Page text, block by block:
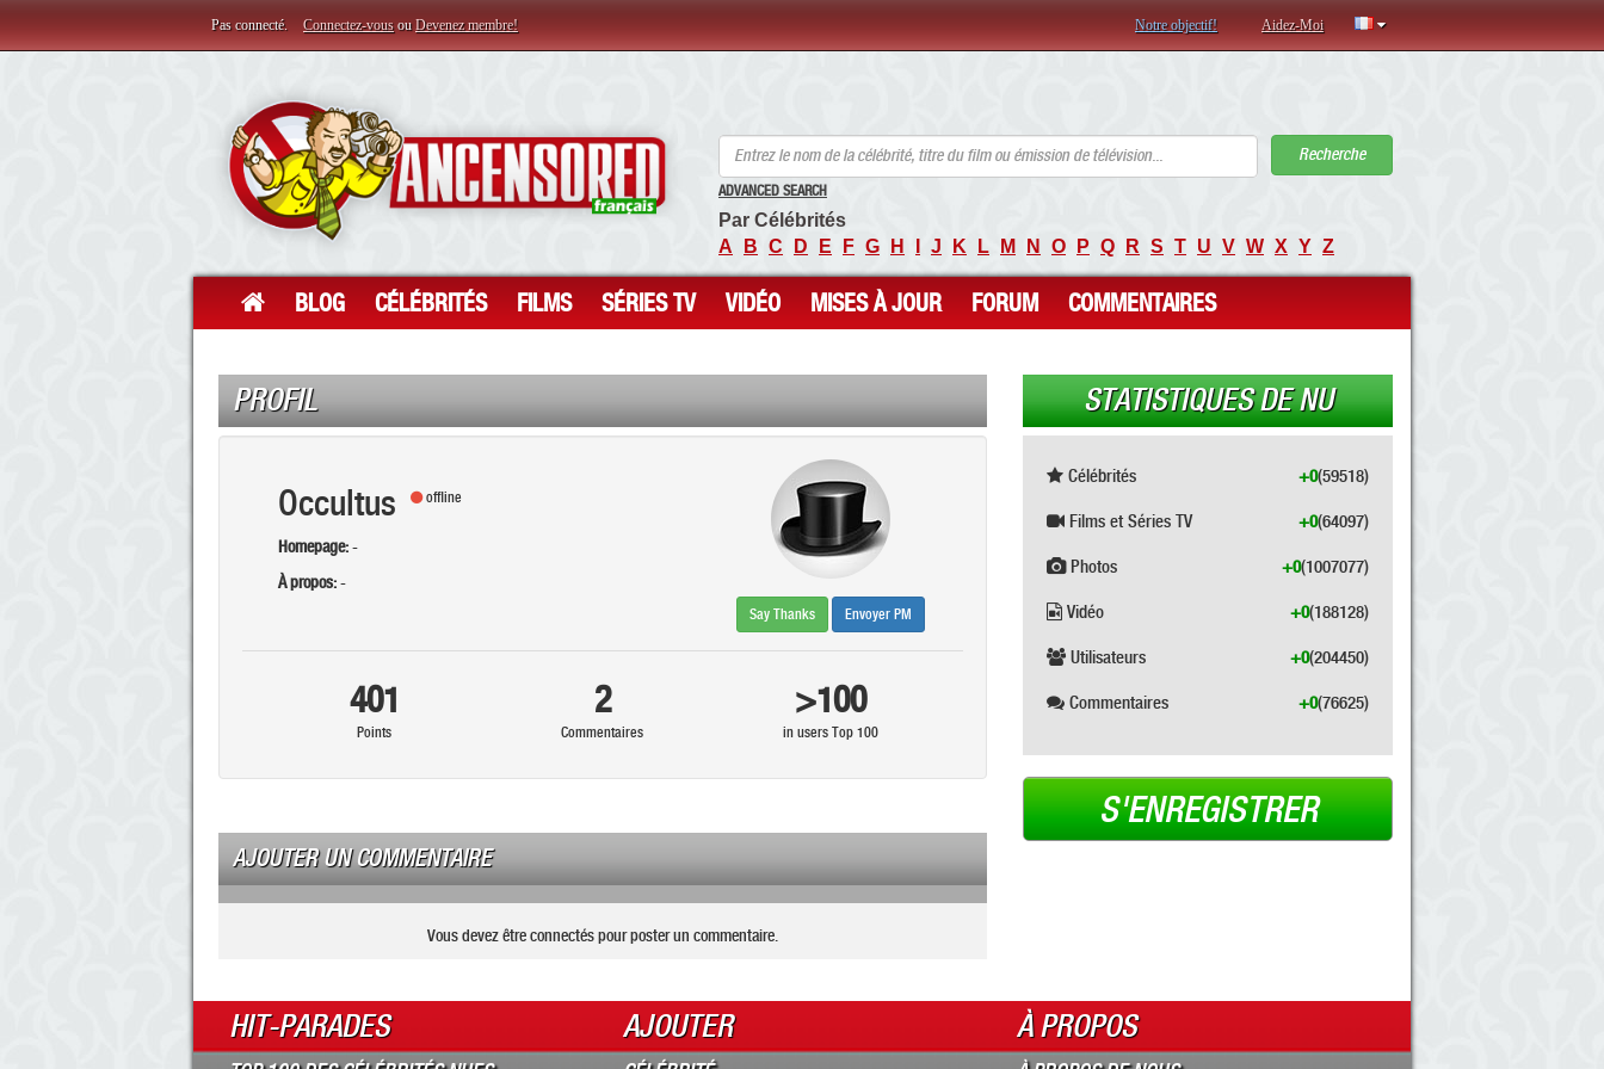
Pas connecté. Connectez-vous ou Devenez membre! Notre objectif! Aidez-Moi
Recherche
ADVANCED SEARCH
Par Célébrités
A
B C D E F G H J K L M N O P Q R S T U V W X Y Z
BLOG CÉLÉBRITÉS FILMS SÉRIES TV VIDÉO MISES À JOUR FORUM COMMENTAIRES
PROFIL
Occultus offline
Homepage:-
À propos:-
Say Thanks Envoyer PM
401
Points
2
Commentaires
>100
in users Top 100
AJOUTER UN COMMENTAIRE
Vous devez être connectés pour poster un commentaire.
STATISTIQUES DE NU
Célébrités (59518)
+0
Films et Séries TV (64097)
+0
Photos (1007077)
+0
Vidéo (188128)
+0
Utilisateurs (204450)
+0
Commentaires (76625)
+0
S'ENREGISTRER
HIT-PARADES AJOUTER À PROPOS